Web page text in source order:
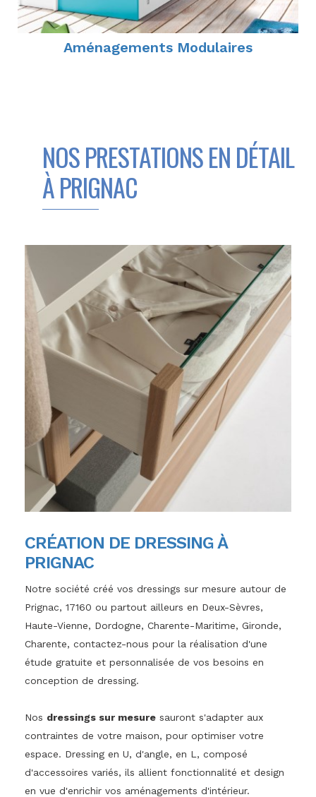
Aménagements Modulaires
NOS PRESTATIONS EN DÉTAIL
À PRIGNAC
CRÉATION DE DRESSING À
PRIGNAC
Notre société créé vos dressings sur mesure autour de
Prignac, 17160 ou partout ailleurs en Deux-Sèvres,
Haute-Vienne, Dordogne, Charente-Maritime, Gironde,
Charente, contactez-nous pour la réalisation d'une
étude gratuite et personnalisée de vos besoins en
conception de dressing.
Nos dressings sur mesure sauront s'adapter aux
contraintes de votre maison, pour optimiser votre
espace. Dressing en U, d'angle, en L, composé
d'accessoires variés, ils allient fonctionnalité et design
en vue d'enrichir vos aménagements d'intérieur.